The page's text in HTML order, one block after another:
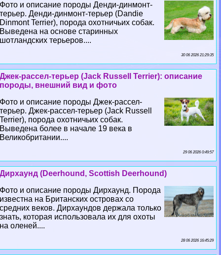
Фото и описание породы Денди-динмонт-
терьер. Денди-динмонт-терьер (Dandie
Dinmont Terrier), порода охотничьих собак.
Выведена на основе старинных
шотландских терьеров....
30 06 2026 21:29:35
Джек-рассел-терьер (Jack Russell Terrier): описание
породы, внешний вид и фото
Фото и описание породы Джек-рассел-
терьер. Джек-рассел-терьер (Jack Russell
Terrier), порода охотничьих собак.
Выведена более в начале 19 века в
Великобритании....
29 06 2026 0:49:57
Дирхаунд (Deerhound, Scottish Deerhound)
Фото и описание породы Дирхаунд. Порода
известна на Британских островах со
средних веков. Дирхаундов держала только
знать, которая использовала их для охоты
на оленей....
28 06 2026 16:45:29